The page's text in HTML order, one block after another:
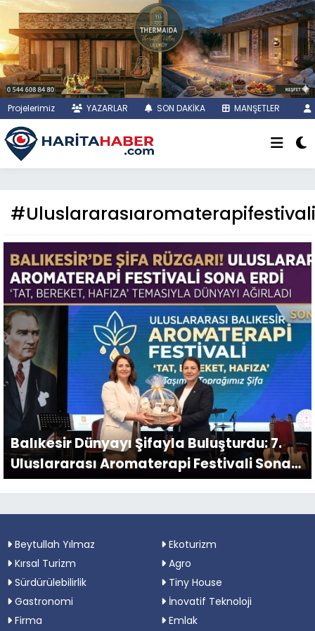
Projelerimiz YAZARLAR SON DAKİKA MANŞETLER
#Uluslararasıaromaterapifestivali
Balıkesir Dünyayı Şifayla Buluşturdu: 7.
Uluslararası Aromaterapi Festivali Sona
Erdi
Beytullah Yılmaz
Ekoturizm
Kırsal Turizm
Agro
Sürdürülebilirlik
Tiny House
Gastronomi
İnovatif Teknoloji
Firma
Emlak